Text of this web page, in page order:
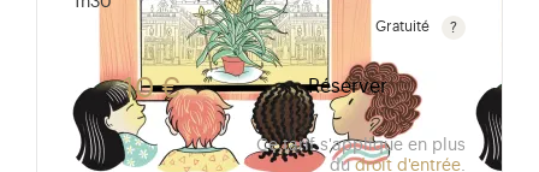
Gratuité
Gratuit pour les enfants de moins de 10 ans.
10 € Réserver
Ce tarif s'applique en plus
dudroit d'entrée.